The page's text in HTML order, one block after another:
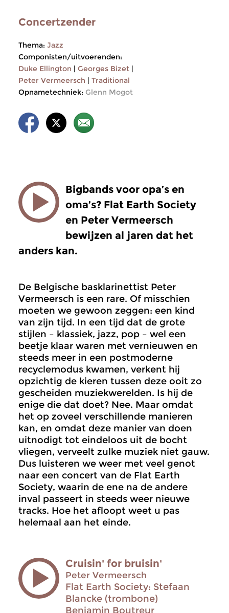
Concertzender
Thema: Jazz
Componisten/uitvoerenden:
Duke Ellington | Georges Bizet |
Peter Vermeersch | Traditional
Opnametechniek: Glenn Mogot
Bigbands voor opa’s en
oma’s? Flat Earth Society
en Peter Vermeersch
bewijzen al jaren dat het
anders kan.
De Belgische basklarinettist Peter
Vermeersch is een rare. Of misschien
moeten we gewoon zeggen: een kind
van zijn tijd. In een tijd dat de grote
stijlen – klassiek, jazz, pop – wel een
beetje klaar waren met vernieuwen en
steeds meer in een postmoderne
recyclemodus kwamen, verkent hij
opzichtig de kieren tussen deze ooit zo
gescheiden muziekwerelden. Is hij de
enige die dat doet? Nee. Maar omdat
het op zoveel verschillende manieren
kan, en omdat deze manier van doen
uitnodigt tot eindeloos uit de bocht
vliegen, verveelt zulke muziek niet gauw.
Dus luisteren we weer met veel genot
naar een concert van de Flat Earth
Society, waarin de ene na de andere
inval passeert in steeds weer nieuwe
tracks. Hoe het afloopt weet u pas
helemaal aan het einde.
Cruisin' for bruisin'
Peter Vermeersch
Flat Earth Society: Stefaan
Blancke (trombone)
Benjamin Boutreur